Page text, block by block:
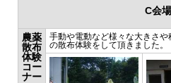
C会場
農薬
散布
体験
コー
ナー
手動や電動など様々な大きさ
の散布体験をして頂きました。